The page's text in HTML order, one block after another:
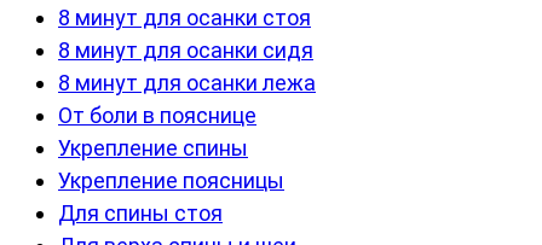
8 минут для осанки стоя
8 минут для осанки сидя
8 минут для осанки лежа
От боли в пояснице
Укрепление спины
Укрепление поясницы
Для спины стоя